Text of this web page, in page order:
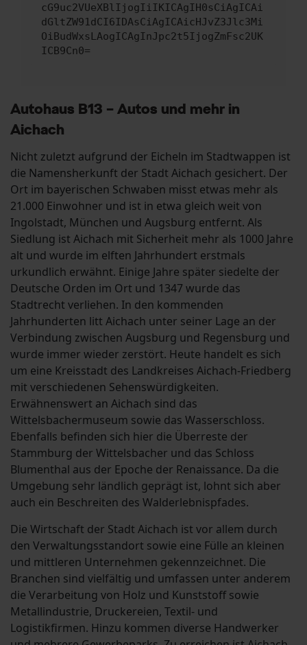
cG9uc2VUeXBlIjogIiIKICAgIH0sCiAgICAi
dGltZW91dCI6IDAsCiAgICAicHJvZ3Jlc3Mi
OiBudWxsLAogICAgInJpc2t5IjogZmFsc2UK
ICB9Cn0=
Autohaus B13 – Autos und mehr in
Aichach
Nicht zuletzt aufgrund der Eicheln im Stadtwappen ist
die Namensherkunft der Stadt Aichach gesichert. Der
Ort im bayerischen Schwaben misst etwas mehr als
21.000 Einwohner und ist in etwa gleich weit von
Ingolstadt, München und Augsburg entfernt. Als
Siedlung ist Aichach mit Sicherheit mehr als 1000 Jahre
alt und wurde im elften Jahrhundert erstmals
urkundlich erwähnt. Einige Jahre später siedelte der
Deutsche Orden im Ort und 1347 wurde das
Stadtrecht verliehen. In den kommenden
Jahrhunderten litt Aichach unter seiner Lage an der
Verbindung zwischen Augsburg und Regensburg und
wurde immer wieder zerstört. Heute handelt es sich
um eine Kreisstadt des Landkreises Aichach-Friedberg
mit verschiedenen Sehenswürdigkeiten.
Erwähnenswert an Aichach sind das
Wittelsbachermuseum sowie das Wasserschloss.
Ebenfalls befinden sich hier die Überreste der
Stammburg der Wittelsbacher und das Schloss
Blumenthal aus der Epoche der Renaissance. Da die
Umgebung sehr ländlich geprägt ist, lohnt sich aber
auch ein Beschreiten des Walderlebnispfades.
Die Wirtschaft der Stadt Aichach ist vor allem durch
den Verwaltungsstandort sowie eine Fülle an kleinen
und mittleren Unternehmen gekennzeichnet. Die
Branchen sind vielfältig und umfassen unter anderem
die Verarbeitung von Holz und Kunststoff sowie
Metallindustrie, Druckereien, Textil- und
Logistikfirmen. Hinzu kommen diverse Handwerker